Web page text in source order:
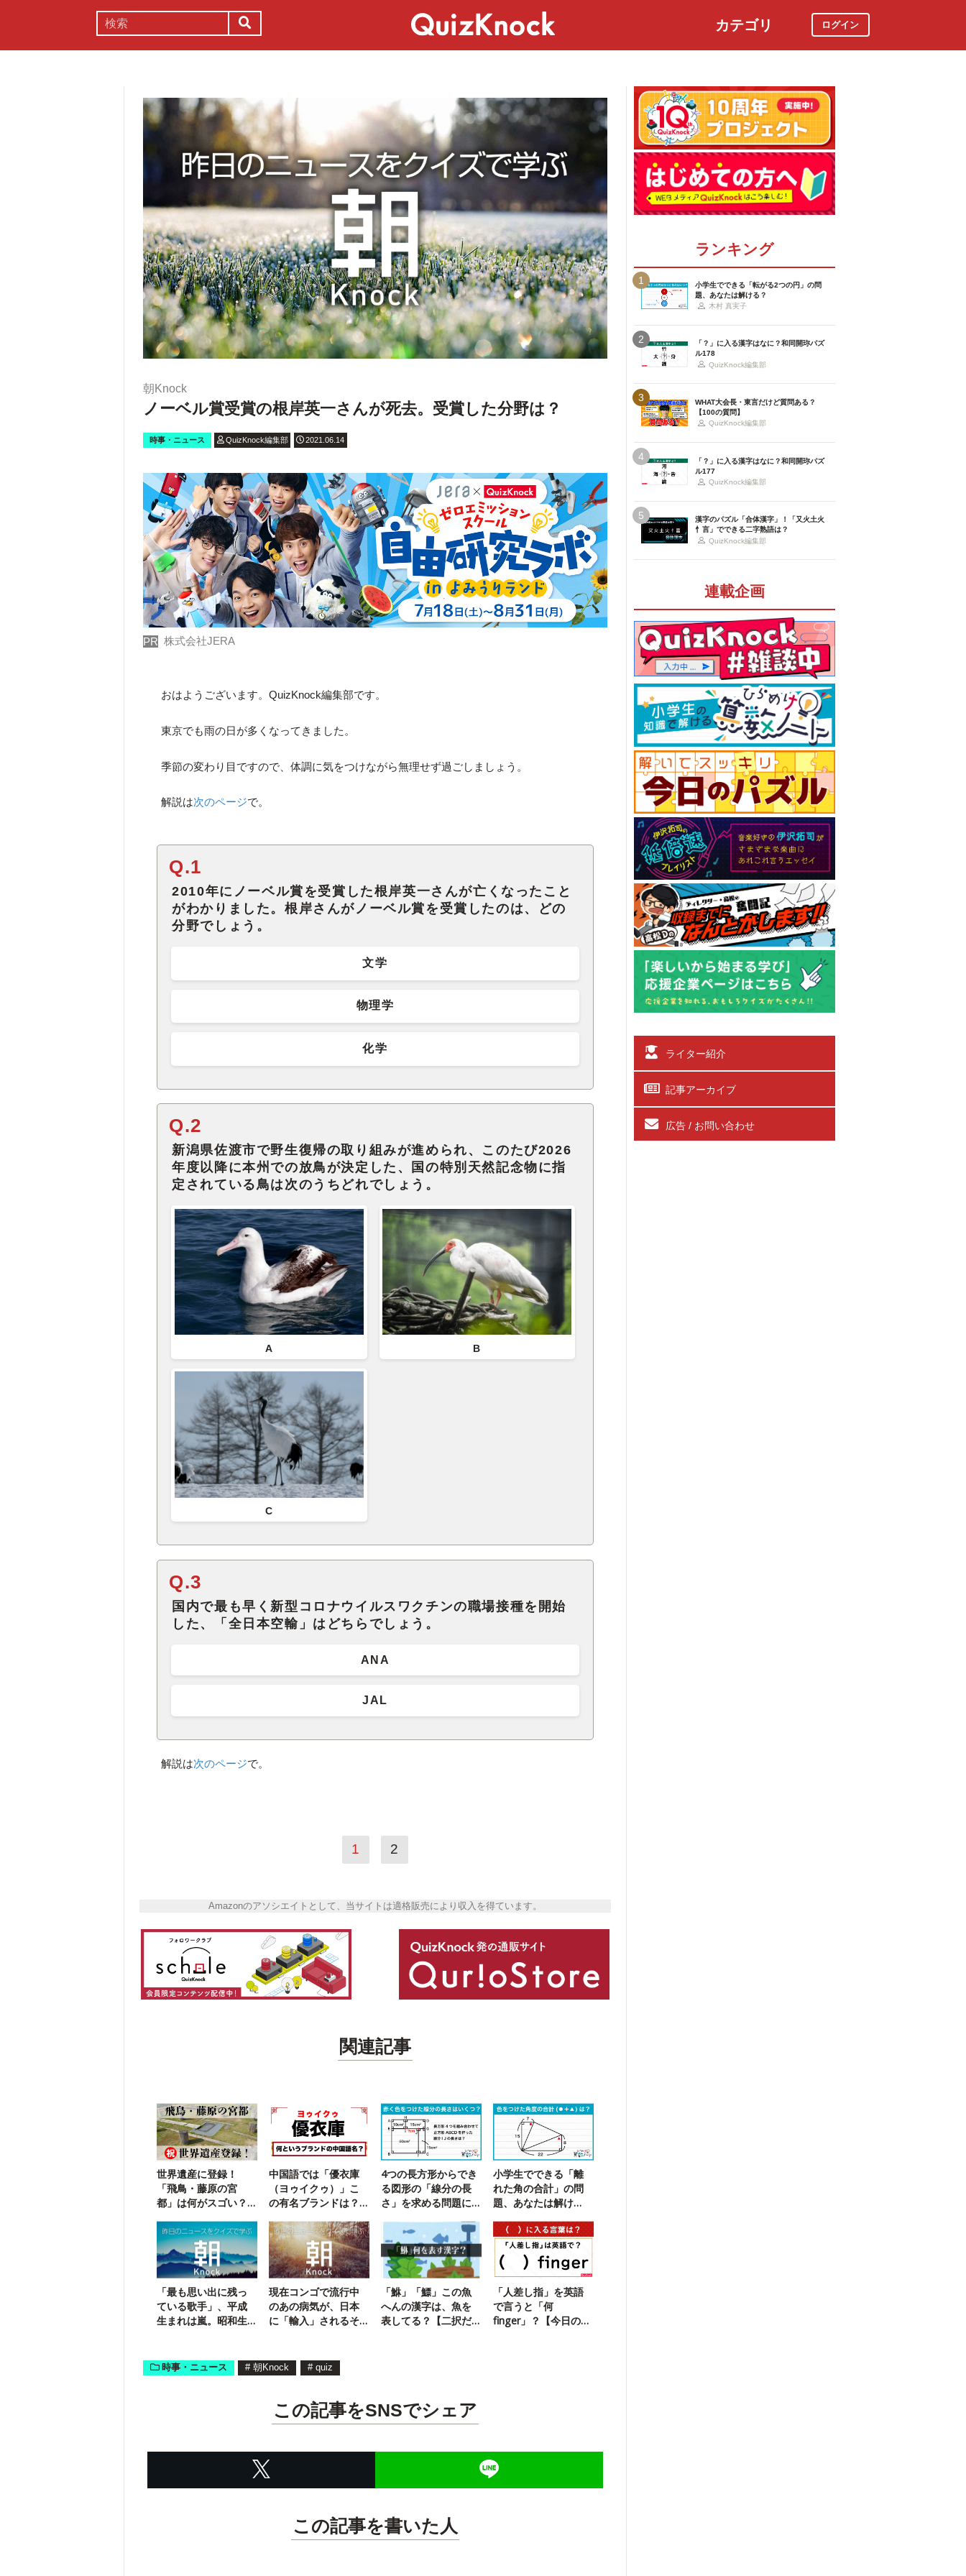
カテゴリ ログイン
朝Knock
ノーベル賞受賞の根岸英一さんが死去。受賞した分野は？
時事・ニュース QuizKnock編集部 2021.06.14
PR 株式会社JERA
おはようございます。QuizKnock編集部です。
東京でも雨の日が多くなってきました。
季節の変わり目ですので、体調に気をつけながら無理せず過ごしましょう。
解説は次のページで。
Q.1
2010年にノーベル賞を受賞した根岸英一さんが亡くなったこと
がわかりました。根岸さんがノーベル賞を受賞したのは、どの
分野でしょう。
文学
物理学
化学
Q.2
新潟県佐渡市で野生復帰の取り組みが進められ、このたび2026
年度以降に本州での放鳥が決定した、国の特別天然記念物に指
定されている鳥は次のうちどれでしょう。
A B
C
Q.3
国内で最も早く新型コロナウイルスワクチンの職場接種を開始
した、「全日本空輸」はどちらでしょう。
ANA
JAL
解説は次のページで。
1 2
Amazonのアソシエイトとして、当サイトは適格販売により収入を得ています。
関連記事
世界遺産に登録！
「飛鳥・藤原の宮
都」は何がスゴい？
中国語では「優衣庫
（ヨゥイクゥ）」こ
の有名ブランドは？
4つの長方形からでき
る図形の「線分の長
さ」を求める問題に
小学生でできる「離
れた角の合計」の問
題、あなたは解け
「最も思い出に残っ
ている歌手」、平成
生まれは嵐。昭和生
現在コンゴで流行中
のあの病気が、日本
に「輸入」されるそ
「鮴」「鰾」この魚
へんの漢字は、魚を
表してる？【二択だ
「人差し指」を英語
で言うと「何
finger」？【今日の一
時事・ニュース # 朝Knock # quiz
この記事をSNSでシェア
この記事を書いた人
ランキング
1
小学生でできる「転がる2つの円」の問
題、あなたは解ける？
木村 真実子
2
「？」に入る漢字はなに？和同開珎パズ
ル178
QuizKnock編集部
3
WHAT大会長・東言だけど質問ある？
【100の質問】
QuizKnock編集部
4
「？」に入る漢字はなに？和同開珎パズ
ル177
QuizKnock編集部
5
漢字のパズル「合体漢字」！「又火土火
忄言」でできる二字熟語は？
QuizKnock編集部
連載企画
ライター紹介
記事アーカイブ
広告 / お問い合わせ